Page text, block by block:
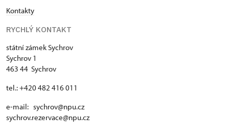
Kontakty
RYCHLÝ KONTAKT
státní zámek Sychrov
Sychrov 1
463 44 Sychrov
tel.: +420 482 416 011
e-mail: sychrov@npu.cz
sychrov.rezervace@npu.cz